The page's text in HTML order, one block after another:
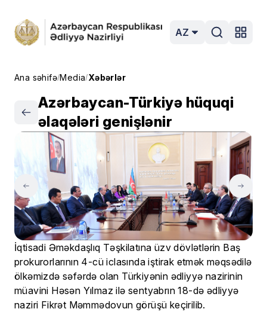
AZ
Ana səhifə/Media/Xəbərlər
Azərbaycan-Türkiyə hüquqi
əlaqələri genişlənir
İqtisadi Əməkdaşlıq Təşkilatına üzv dövlətlərin Baş
prokurorlarının 4-cü iclasında iştirak etmək məqsədilə
ölkəmizdə səfərdə olan Türkiyənin ədliyyə nazirinin
müavini Həsən Yılmaz ilə sentyabrın 18-də ədliyyə
naziri Fikrət Məmmədovun görüşü keçirilib.